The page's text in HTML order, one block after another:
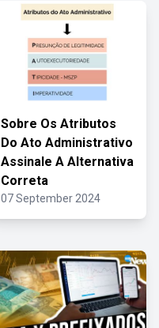
Sobre Os Atributos
Do Ato Administrativo
Assinale A Alternativa
Correta
07 September 2024